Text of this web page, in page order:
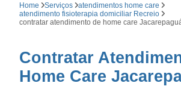
Home Serviços
atendimentos home care
atendimento fisioterapia domiciliar Recreio
contratar atendimento de home care
Contratar
Home Care